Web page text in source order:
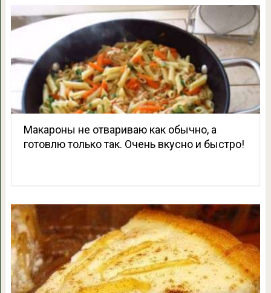
Макароны не отвариваю как обычно, а
готовлю только так. Очень вкусно и быстро!